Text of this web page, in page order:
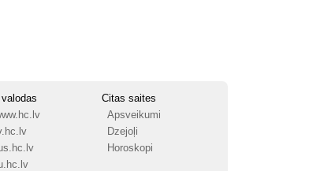
valodas
Citas saites
Apsveikumi
Dzejoļi
Horoskopi